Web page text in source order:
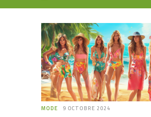
MODE 9 OCTOBRE 2024